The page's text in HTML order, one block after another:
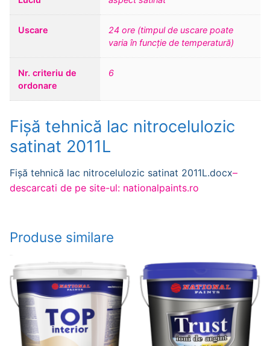
Uscare
24 ore (timpul de uscare poate
varia în funcție de temperatură)
Nr. criteriu de
ordonare
6
Fișă tehnică lac nitrocelulozic
satinat 2011L
Fișă tehnică lac nitrocelulozic satinat 2011L.docx–
descarcati de pe site-ul: nationalpaints.ro
Produse similare